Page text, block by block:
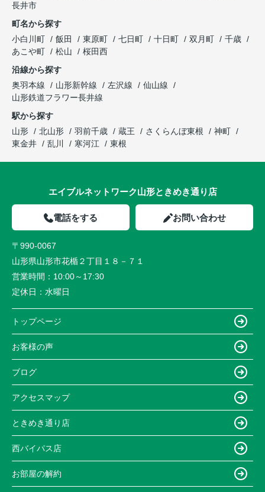
長井市
町名から探す
小白川町
飯田 東原町 七日町 十日町 双月町
千歳
あこや町
松山
桜田西
沿線から探す
奥羽本線
山形新幹線 左沢線
仙山線
山形鉄道フラワー長井線
駅から探す
山形
北山形 羽前千歳 蔵王 さくらんぼ東根
神町
東金井
乱川 寒河江 東根
エイブルネットワーク山形ときめき通り店
電話をする お問い合わせ
〒990-0067
山形県山形市花楯２丁目１８－７１
営業時間： 10:00～17:30
定休日： 水曜日
トップページ
お客様の声
ブログ
アクセスマップ
ときめき通り店
西バイパス店
お部屋の解約